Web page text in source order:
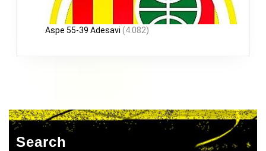
Aspe 55-39 Adesavi (4.082)
Search